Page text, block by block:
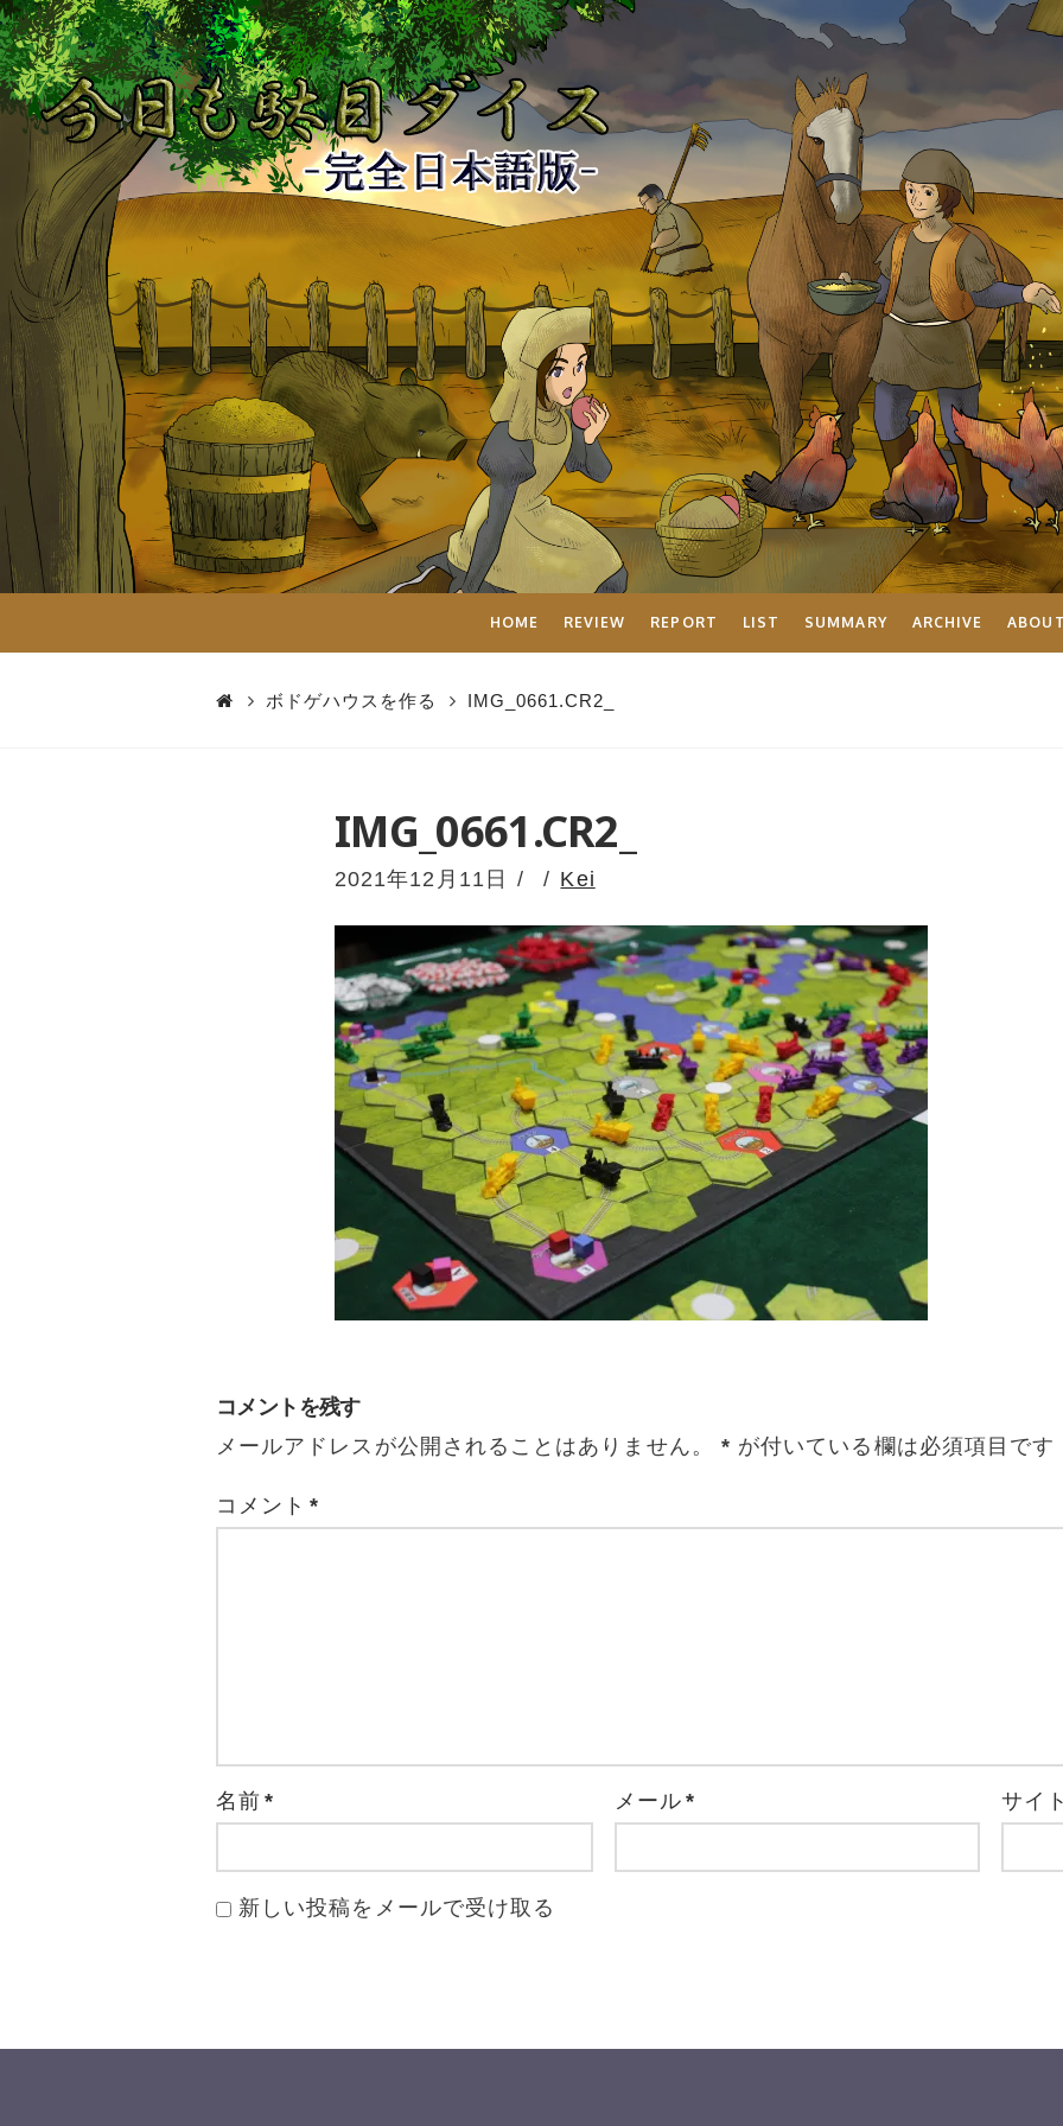
今
日
も
駄
目
ダ
イ
ス
HOME REVIEW REPORT LIST SUMMARY ARCHIVE
ボドゲハウスを作る IMG_0661.CR2_
IMG_0661.CR2_
2021年12月11日 Kei
コメントを残す
メールアドレスが公開されることはありません。 * が付いている欄は必須項目です
コメント*
名前* メール* サイ
新しい投稿をメールで受け取る